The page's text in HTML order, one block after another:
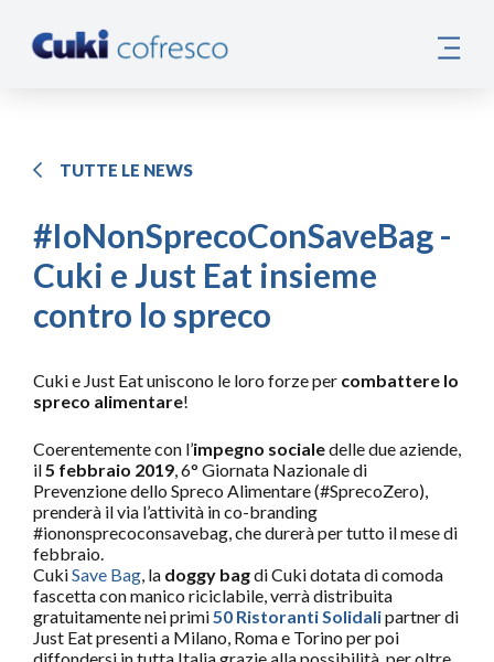
TUTTE LE NEWS
#IoNonSprecoConSaveBag -
Cuki e Just Eat insieme
contro lo spreco
Cuki e Just Eat uniscono le loro forze per combattere lo
spreco alimentare!
Coerentemente con l’impegno socialedelle due aziende,
il5 febbraio 2019, 6° Giornata Nazionale di
Prevenzione dello Spreco Alimentare (#SprecoZero),
prenderà il via l’attività in co-branding
#iononsprecoconsavebag, che durerà per tutto il mese di
febbraio.
CukiSave Bag, la doggy bagdi Cuki dotata di comoda
fascetta con manico riciclabile, verrà distribuita
gratuitamente nei primi50 Ristoranti Solidalipartner di
Just Eat presenti a Milano, Roma e Torino per poi